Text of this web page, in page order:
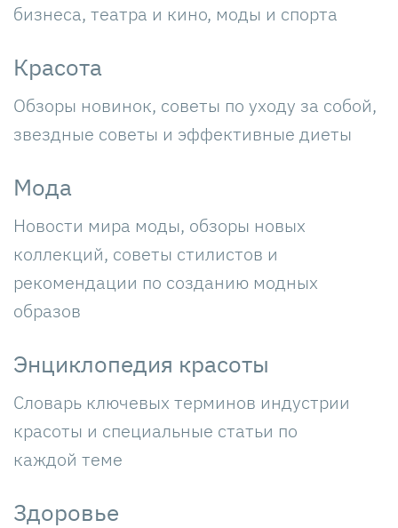
бизнеса, театра и кино, моды и спорта
Красота
Обзоры новинок, советы по уходу за собой,
звездные советы и эффективные диеты
Мода
Новости мира моды, обзоры новых
коллекций, советы стилистов и
рекомендации по созданию модных
образов
Энциклопедия красоты
Словарь ключевых терминов индустрии
красоты и специальные статьи по
каждой теме
Здоровье